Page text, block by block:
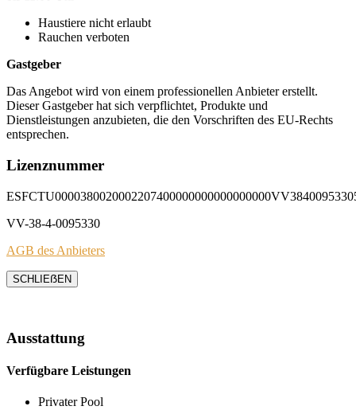
Haustiere nicht erlaubt
Rauchen verboten
Gastgeber
Das Angebot wird von einem professionellen Anbieter erstellt.
Dieser Gastgeber hat sich verpflichtet, Produkte und
Dienstleistungen anzubieten, die den Vorschriften des EU-Rechts
entsprechen.
Lizenznummer
VV-38-4-0095330
AGB des Anbieters
SCHLIEẞEN
Ausstattung
Verfügbare Leistungen
Privater Pool